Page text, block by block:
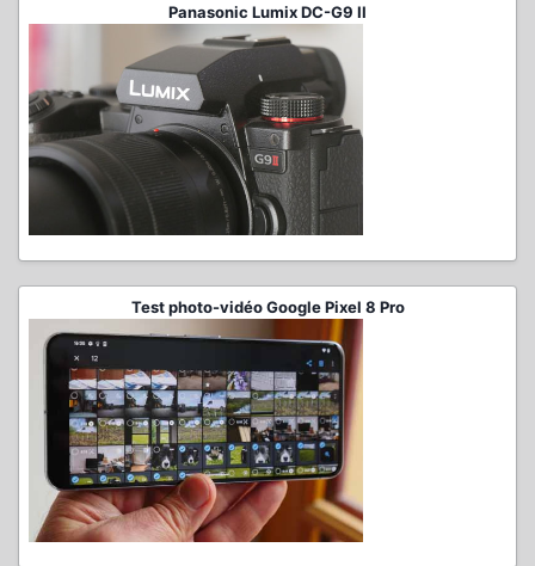
Panasonic Lumix DC-G9 II
Test photo-vidéo Google Pixel 8 Pro